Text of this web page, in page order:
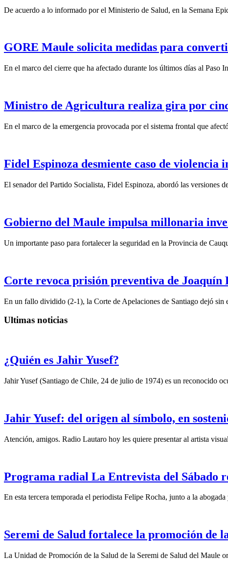
De acuerdo a lo informado por el Ministerio de Salud, en la Semana
GORE Maule solicita medidas para
En el marco del cierre que ha afectado durante los últimos días al Paso
Ministro de Agricultura realiza gira por
En el marco de la emergencia provocada por el sistema frontal que
Fidel Espinoza desmiente caso de
El senador del Partido Socialista, Fidel Espinoza, abordó las versiones
Gobierno del Maule impulsa millonaria
Un importante paso para fortalecer la seguridad en la Provincia de
Corte revoca prisión preventiva de
En un fallo dividido (2-1), la Corte de Apelaciones de Santiago dejó sin
Ultimas noticias
¿Quién es Jahir Yusef?
Jahir Yusef (Santiago de Chile, 24 de julio de 1974) es un reconocido
Jahir Yusef: del origen al símbolo, en
Atención, amigos. Radio Lautaro hoy les quiere presentar al artista
Programa radial La Entrevista del Sábado
En esta tercera temporada el periodista Felipe Rocha, junto a la
Seremi de Salud fortalece la promoción de
La Unidad de Promoción de la Salud de la Seremi de Salud del Maule